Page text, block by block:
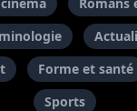
Forme et santé
Sports